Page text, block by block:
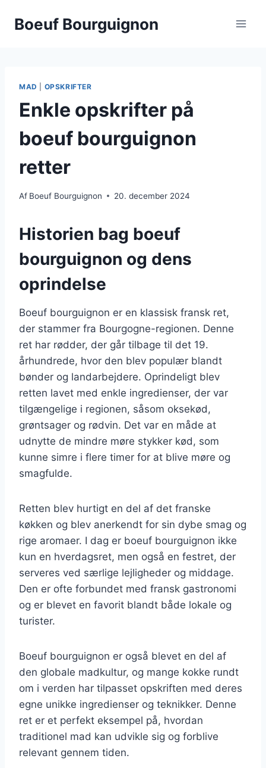
Boeuf Bourguignon
MAD OPSKRIFTER
Enkle opskrifter på
boeuf bourguignon
retter
Af Boeuf Bourguignon 20. december 2024
Historien bag boeuf
bourguignon og dens
oprindelse
Boeuf bourguignon er en klassisk fransk ret,
der stammer fra Bourgogne-regionen. Denne
ret har rødder, der går tilbage til det 19.
århundrede, hvor den blev populær blandt
bønder og landarbejdere. Oprindeligt blev
retten lavet med enkle ingredienser, der var
tilgængelige i regionen, såsom oksekød,
grøntsager og rødvin. Det var en måde at
udnytte de mindre møre stykker kød, som
kunne simre i flere timer for at blive møre og
smagfulde.
Retten blev hurtigt en del af det franske
køkken og blev anerkendt for sin dybe smag og
rige aromaer. I dag er boeuf bourguignon ikke
kun en hverdagsret, men også en festret, der
serveres ved særlige lejligheder og middage.
Den er ofte forbundet med fransk gastronomi
og er blevet en favorit blandt både lokale og
turister.
Boeuf bourguignon er også blevet en del af
den globale madkultur, og mange kokke rundt
om i verden har tilpasset opskriften med deres
egne unikke ingredienser og teknikker. Denne
ret er et perfekt eksempel på, hvordan
traditionel mad kan udvikle sig og forblive
relevant gennem tiden.